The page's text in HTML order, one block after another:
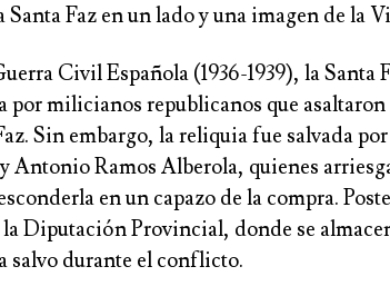
Santa Faz en un lado y una imagen de la
Civil Española (1936-1939), la Santa
por milicianos republicanos que
Sin embargo, la reliquia fue salvada
Antonio Ramos Alberola, quienes
en un capazo de la compra.
la Diputación Provincial, donde se
salvo durante el conflicto.